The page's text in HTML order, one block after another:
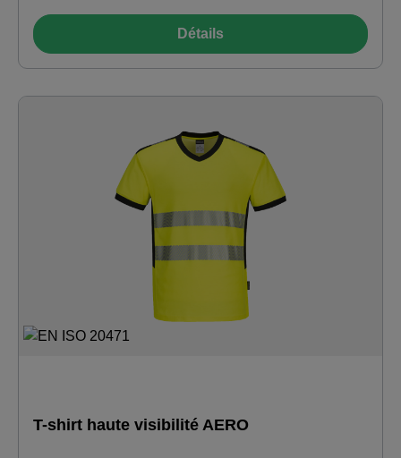
ferroviaire (orange uniquement)
Détails
T-shirt haute visibilité AERO